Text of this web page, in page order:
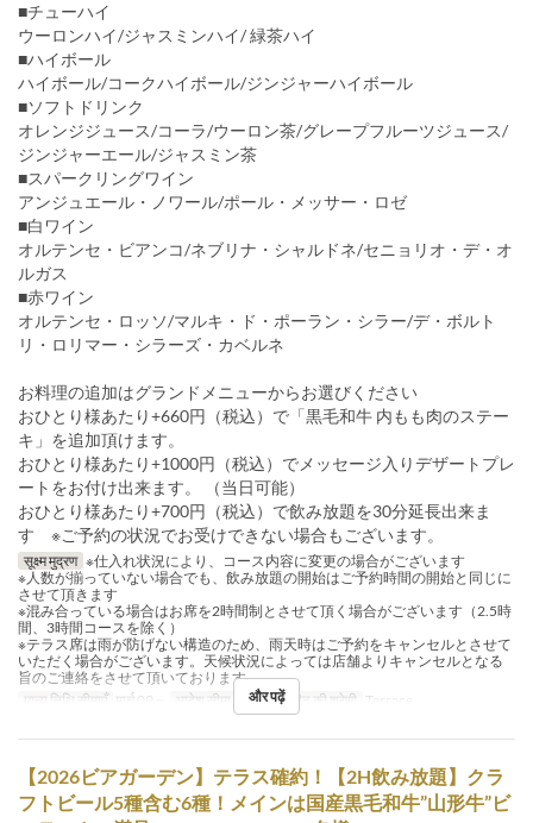
■チューハイ
ウーロンハイ/ジャスミンハイ/ 緑茶ハイ
■ハイボール
ハイボール/コークハイボール/ジンジャーハイボール
■ソフトドリンク
オレンジジュース/コーラ/ウーロン茶/グレープフルーツジュース/
ジンジャーエール/ジャスミン茶
■スパークリングワイン
アンジュエール・ノワール/ポール・メッサー・ロゼ
■白ワイン
オルテンセ・ビアンコ/ネブリナ・シャルドネ/セニョリオ・デ・オ
ルガス
■赤ワイン
オルテンセ・ロッソ/マルキ・ド・ポーラン・シラー/デ・ボルト
リ・ロリマー・シラーズ・カベルネ
お料理の追加はグランドメニューからお選びください
おひとり様あたり+660円（税込）で「黒毛和牛 内もも肉のステー
キ」を追加頂けます。
おひとり様あたり+1000円（税込）でメッセージ入りデザートプレ
ートをお付け出来ます。 （当日可能）
おひとり様あたり+700円（税込）で飲み放題を30分延長出来ま
す ※ご予約の状況でお受けできない場合もございます。
सूक्ष्म मुद्रण ※仕入れ状況により、コース内容に変更の場合がございます
※人数が揃っていない場合でも、飲み放題の開始はご予約時間の開始と同じに
させて頂きます
※混み合っている場合はお席を2時間制とさせて頂く場合がございます（2.5時
間、3時間コースを除く）
※テラス席は雨が防げない構造のため、雨天時はご予約をキャンセルとさせて
いただく場合がございます。天候状況によっては店舗よりキャンセルとなる
旨のご連絡をさせて頂いております。
मान्य तिथि सीमाएँ मार्च 09 ~ आदेश सीमा 2 ~ 30 सीट की श्रेणी Terrace
और पढ़ें
【2026ビアガーデン】テラス確約！【2H飲み放題】クラ
フトビール5種含む6種！メインは国産黒毛和牛”山形牛”ビ